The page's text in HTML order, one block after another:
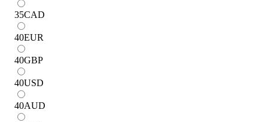
35CAD
40EUR
40GBP
40USD
40AUD